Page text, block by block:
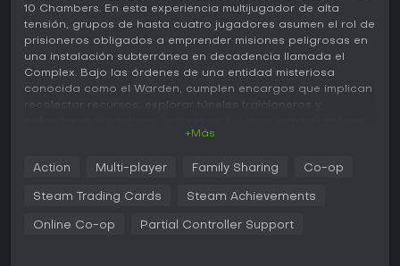
10 Chambers. En esta experiencia multijugador de alta
tensión, grupos de hasta cuatro jugadores asumen el rol de
prisioneros obligados a emprender misiones peligrosas en
una instalación subterránea en decadencia llamada el
Complex. Bajo las órdenes de una entidad misteriosa
conocida como el Warden, cumplen encargos que implican
recolectar recursos, explorar túneles traicioneros y
en el trabajo en equipo, con mecánicas centradas en el
este falla.
Jugabilidad
Las mecánicas principales de GTFO giran en torno a la
+Más
Action Multi-player Family Sharing Co-op
Steam Trading Cards Steam Achievements
Online Co-op Partial Controller Support